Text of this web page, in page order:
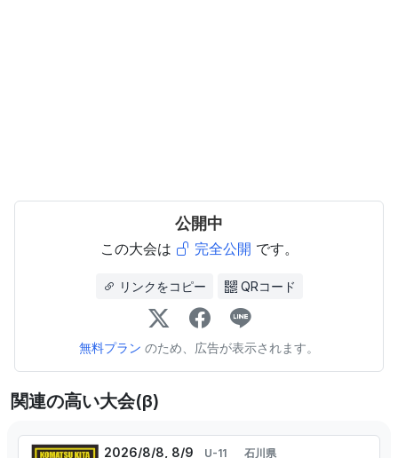
公開中
この大会は 完全公開 です。
リンクをコピー QRコード
無料プラン のため、広告が表示されます。
関連の高い大会(β)
2026/8/8, 8/9 U-11 石川県